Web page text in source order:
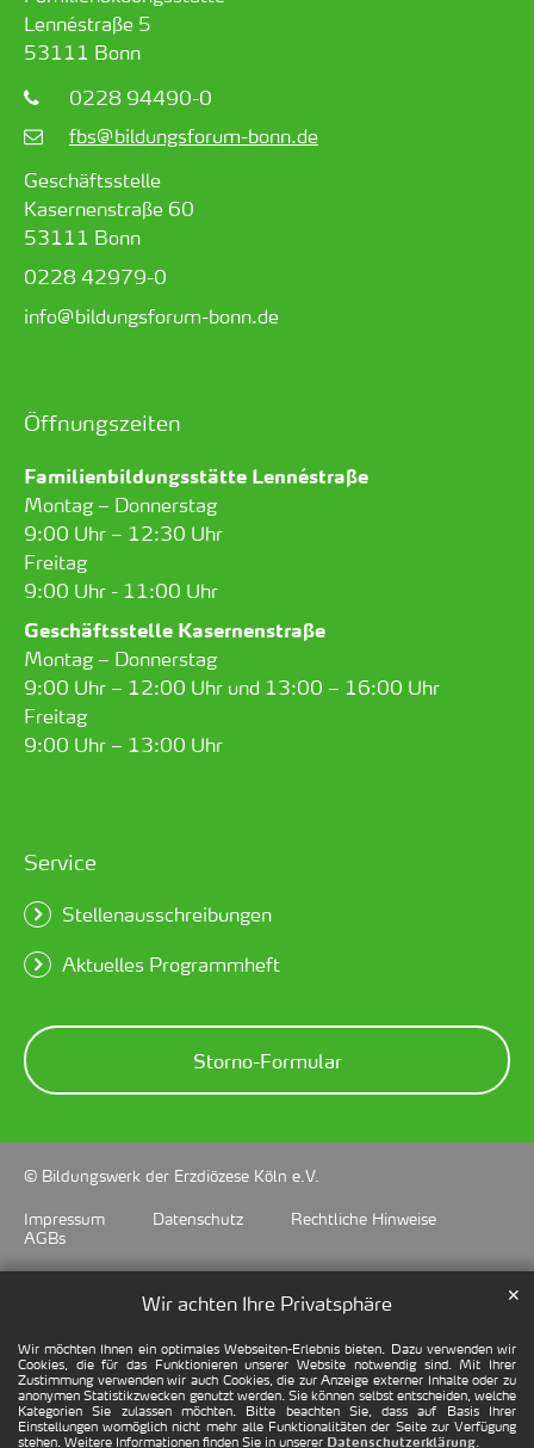
Wir achten Ihre Privatsphäre
Wir möchten Ihnen ein optimales Webseiten-Erlebnis bieten. Dazu verwenden wir
Cookies, die für das Funktionieren unserer Website notwendig sind. Mit Ihrer
Zustimmung verwenden wir auch Cookies, die zur Anzeige externer Inhalte oder zu
anonymen Statistikzwecken genutzt werden. Sie können selbst entscheiden, welche
Kategorien Sie zulassen möchten. Bitte beachten Sie, dass auf Basis Ihrer
Einstellungen womöglich nicht mehr alle Funktionalitäten der Seite zur Verfügung
stehen. Weitere Informationen finden Sie in unserer Datenschutzerklärung.
✕
Lennéstraße 5
53111 Bonn
0228 94490-0
fbs@bildungsforum-bonn.de
Geschäftsstelle
Kasernenstraße 60
53111 Bonn
0228 42979-0
info@bildungsforum-bonn.de
Öffnungszeiten
Familienbildungsstätte Lennéstraße
Montag – Donnerstag
9:00 Uhr – 12:30 Uhr
Freitag
9:00 Uhr - 11:00 Uhr
Geschäftsstelle Kasernenstraße
Montag – Donnerstag
9:00 Uhr – 12:00 Uhr und 13:00 – 16:00 Uhr
Freitag
9:00 Uhr – 13:00 Uhr
Service
Stellenausschreibungen
Aktuelles Programmheft
Storno-Formular
© Bildungswerk der Erzdiözese Köln e.V.
Impressum
Datenschutz
Rechtliche Hinweise
AGBs